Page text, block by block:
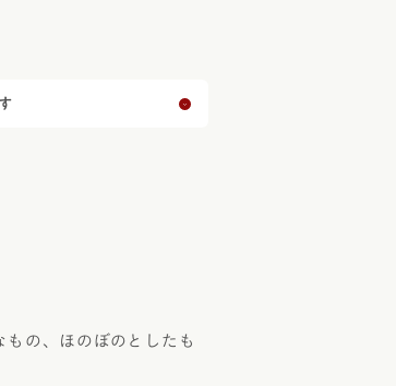
の、ほのぼのとしたも